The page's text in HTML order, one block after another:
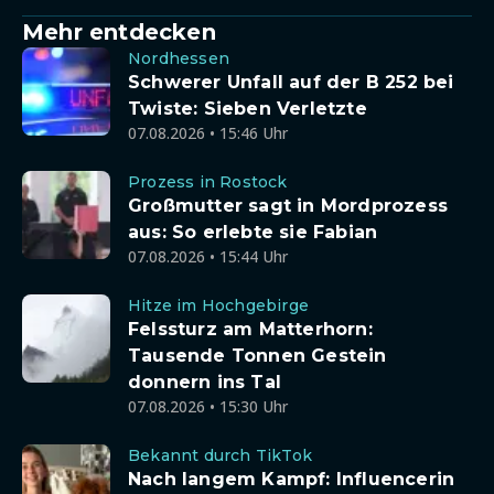
Mehr entdecken
Nordhessen
Schwerer Unfall auf der B 252 bei
Twiste: Sieben Verletzte
07.08.2026 • 15:46 Uhr
Prozess in Rostock
Großmutter sagt in Mordprozess
aus: So erlebte sie Fabian
07.08.2026 • 15:44 Uhr
Hitze im Hochgebirge
Felssturz am Matterhorn:
Tausende Tonnen Gestein
donnern ins Tal
07.08.2026 • 15:30 Uhr
Bekannt durch TikTok
Nach langem Kampf: Influencerin